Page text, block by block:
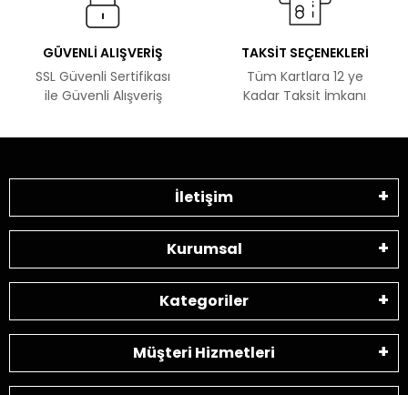
GÜVENLİ ALIŞVERİŞ
SSL Güvenli Sertifikası
ile Güvenli Alışveriş
TAKSİT SEÇENEKLERİ
Tüm Kartlara 12 ye
Kadar Taksit İmkanı
İletişim
Kurumsal
Kategoriler
Müşteri Hizmetleri